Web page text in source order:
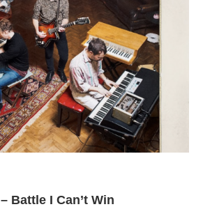
Battle I Can’t Win